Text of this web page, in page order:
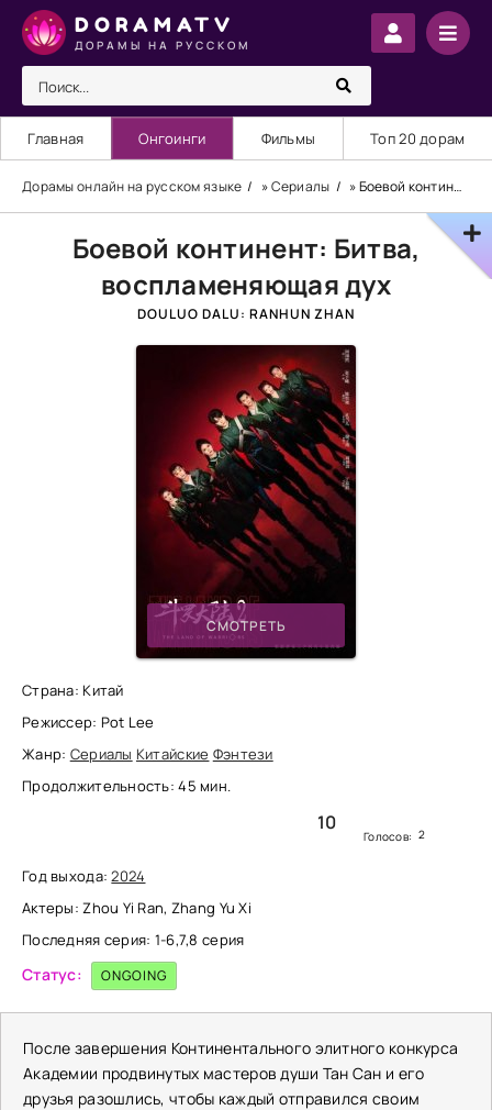
DORAMATV
ДОРАМЫ НА РУССКОМ
Главная Онгоинги Фильмы Топ 20 дорам
Дорамы онлайн на русском языке »Сериалы » Боевой континент: Битва, воспламеняющая дух
Боевой континент: Битва,
воспламеняющая дух
DOULUO DALU: RANHUN ZHAN
СМОТРЕТЬ
Страна: Китай
Режиссер: Pot Lee
Жанр: Сериалы Китайские Фэнтези
Продолжительность: 45 мин.
10
Голосов: 2
Год выхода:2024
Актеры: Zhou Yi Ran, Zhang Yu Xi
Последняя серия: 1-6,7,8 серия
Статус: ONGOING
После завершения Континентального элитного конкурса
Академии продвинутых мастеров души Тан Сан и его
друзья разошлись, чтобы каждый отправился своим